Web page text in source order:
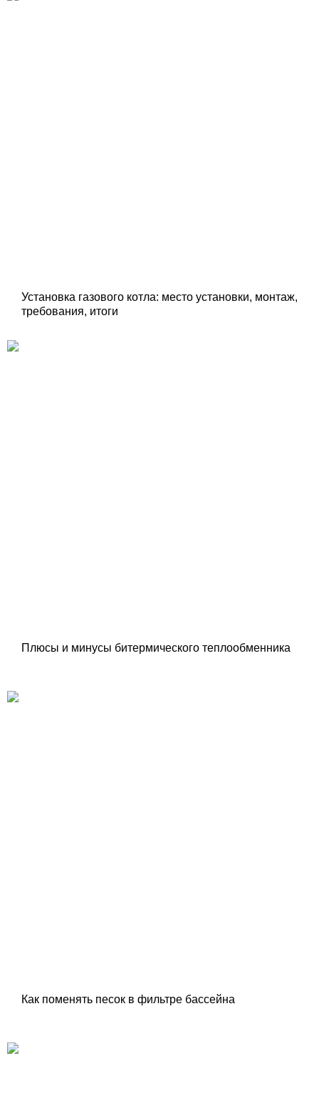
Установка газового котла: место установки, монтаж,
требования, итоги
Плюсы и минусы битермического теплообменника
Как поменять песок в фильтре бассейна